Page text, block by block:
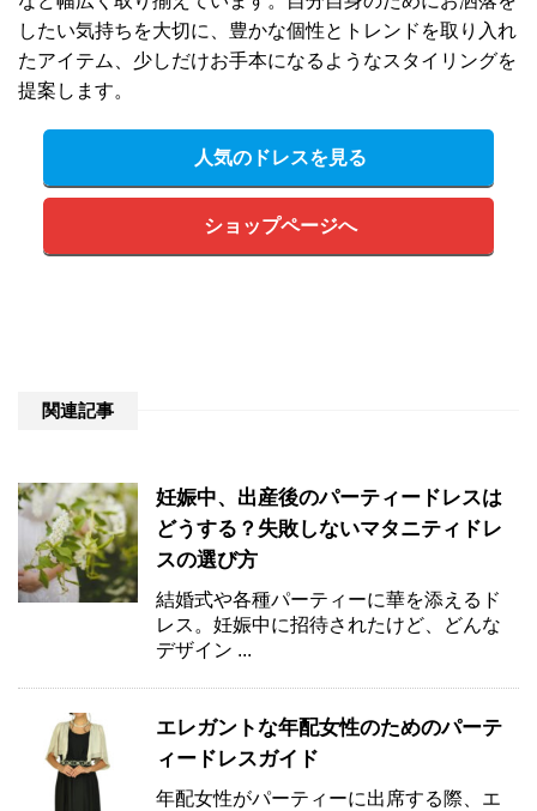
したい気持ちを大切に、豊かな個性とトレンドを取り入れ
たアイテム、少しだけお手本になるようなスタイリングを
提案します。
人気のドレスを見る
ショップページへ
関連記事
妊娠中、出産後のパーティードレスは
どうする？失敗しないマタニティドレ
スの選び方
結婚式や各種パーティーに華を添えるド
レス。妊娠中に招待されたけど、どんな
デザイン ...
エレガントな年配女性のためのパーテ
ィードレスガイド
年配女性がパーティーに出席する際、エ